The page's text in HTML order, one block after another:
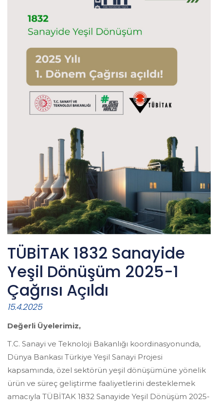
TÜBİTAK 1832 Sanayide
Yeşil Dönüşüm 2025-1
Çağrısı Açıldı
15.4.2025
Değerli Üyelerimiz,
T.C. Sanayi ve Teknoloji Bakanlığı koordinasyonunda,
Dünya Bankası Türkiye Yeşil Sanayi Projesi
kapsamında, özel sektörün yeşil dönüşümüne yönelik
ürün ve süreç geliştirme faaliyetlerini desteklemek
amacıyla TÜBİTAK 1832 Sanayide Yeşil Dönüşüm 2025-